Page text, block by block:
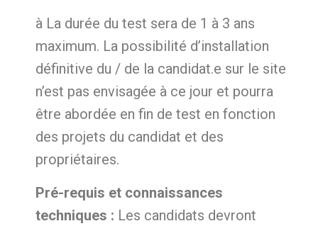
à La durée du test sera de 1 à 3 ans
maximum. La possibilité d’installation
définitive du / de la candidat.e sur le site
n’est pas envisagée à ce jour et pourra
être abordée en fin de test en fonction
des projets du candidat et des
propriétaires.
Pré-requis et connaissances
techniques : Les candidats devront